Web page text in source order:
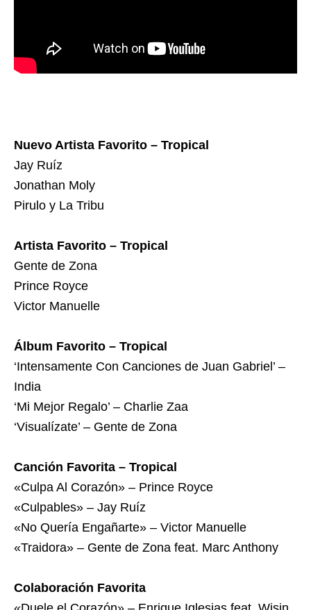
Nuevo Artista Favorito – Tropical
Jay Ruíz
Jonathan Moly
Pirulo y La Tribu
Artista Favorito – Tropical
Gente de Zona
Prince Royce
Victor Manuelle
Álbum Favorito – Tropical
‘Intensamente Con Canciones de Juan Gabriel’ –
India
‘Mi Mejor Regalo’ – Charlie Zaa
‘Visualízate’ – Gente de Zona
Canción Favorita – Tropical
«Culpa Al Corazón» – Prince Royce
«Culpables» – Jay Ruíz
«No Quería Engañarte» – Victor Manuelle
«Traidora» – Gente de Zona feat. Marc Anthony
Colaboración Favorita